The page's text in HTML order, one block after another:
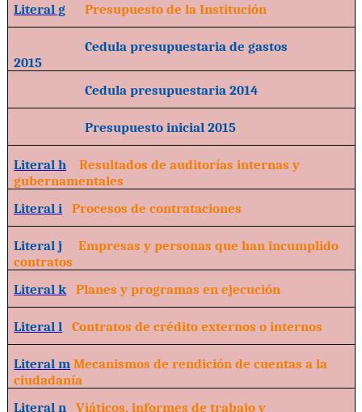
Literal g Presupuesto de la Institución
Cedula presupuestaria de gastos
2015
Cedula presupuestaria 2014
Presupuesto inicial 2015
Literal h Resultados de auditorías internas y
gubernamentales
Literal i Procesos de contrataciones
Literal j Empresas y personas que han incumplido
contratos
Literal k Planes y programas en ejecución
Literal l Contratos de crédito externos o internos
Literal m Mecanismos de rendición de cuentas a la
ciudadanía
Literal n Viáticos, informes de trabajo y